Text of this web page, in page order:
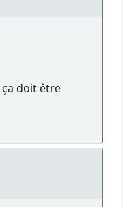
ça doit être